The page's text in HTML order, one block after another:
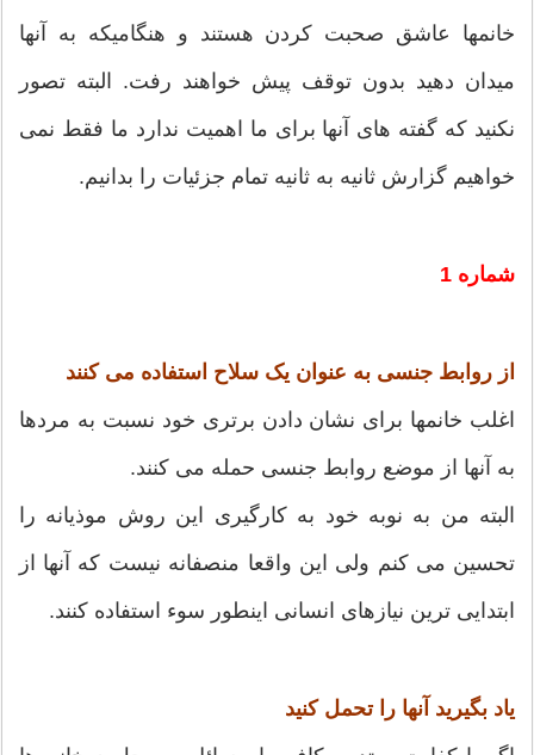
خانمها عاشق صحبت کردن هستند و هنگامیکه به آنها
میدان دهید بدون توقف پیش خواهند رفت. البته تصور
نکنید که گفته های آنها برای ما اهمیت ندارد ما فقط نمی
خواهیم گزارش ثانیه به ثانیه تمام جزئیات را بدانیم.
شماره 1
از روابط جنسی به عنوان یک سلاح استفاده می کنند
اغلب خانمها برای نشان دادن برتری خود نسبت به مردها
به آنها از موضع روابط جنسی حمله می کنند.
البته من به نوبه خود به کارگیری این روش موذیانه را
تحسین می کنم ولی این واقعا منصفانه نیست که آنها از
ابتدایی ترین نیازهای انسانی اینطور سوء استفاده کنند.
یاد بگیرید آنها را تحمل کنید